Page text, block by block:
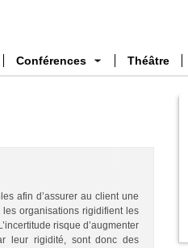
Conférences Théâtre
afin d’assurer au client une
organisations rigidifient les
risque d’augmenter
leur rigidité, sont donc des